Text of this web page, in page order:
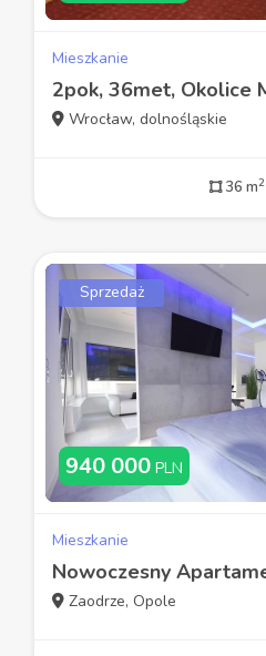
Mieszkanie
Wrocław, dolnośląskie
36 m2
Sprzedaż
940 000 PLN
Mieszkanie
Zaodrze, Opole